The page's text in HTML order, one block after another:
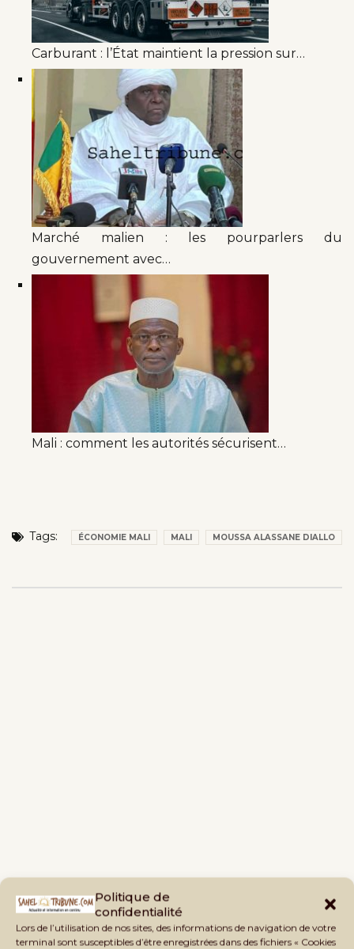
Politique de
confidentialité
Lors de l’utilisation de nos sites, des informations de navigation de votre
terminal sont susceptibles d’être enregistrées dans des fichiers « Cookies
Carburant : l’État maintient la pression sur…
Marché malien : les pourparlers du
gouvernement avec…
Mali : comment les autorités sécurisent…
Tags: ÉCONOMIE MALI MALI MOUSSA ALASSANE DIALLO